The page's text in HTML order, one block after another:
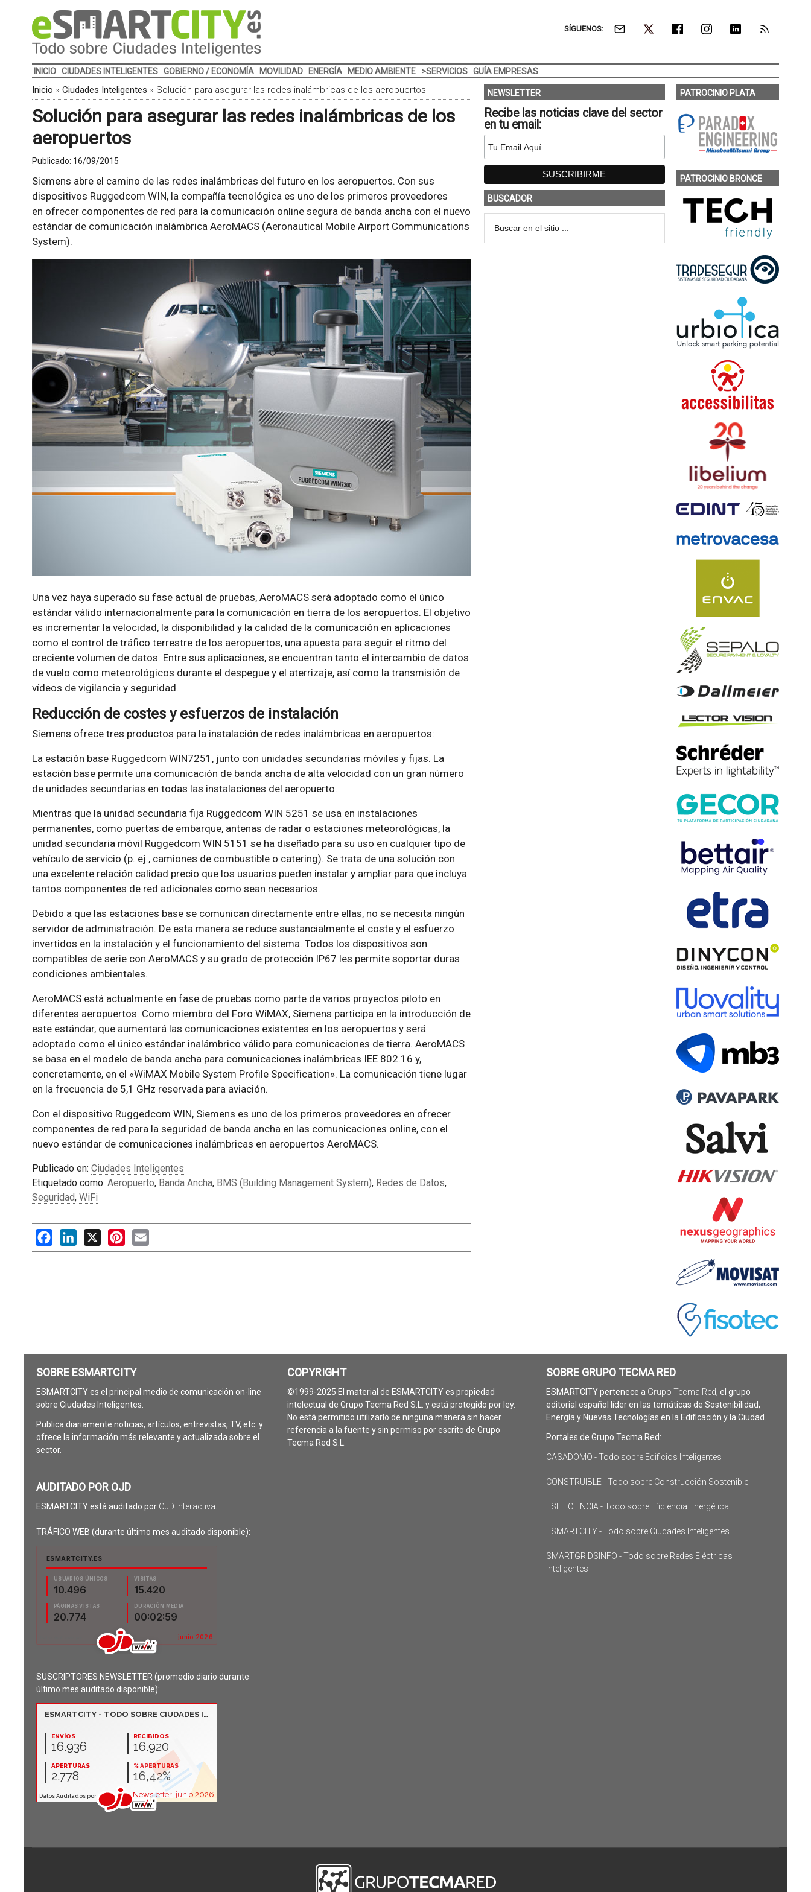
SÍGUENOS:
INICIO CIUDADES INTELIGENTES GOBIERNO / ECONOMÍA MOVILIDAD ENERGÍA MEDIO AMBIENTE >SERVICIOS GUÍA EMPRESAS
Inicio » Ciudades Inteligentes » Solución para asegurar las redes inalámbricas de los aeropuertos
Solución para asegurar las redes inalámbricas de los
aeropuertos
Publicado: 16/09/2015
Siemens abre el camino de las redes inalámbricas del futuro en los aeropuertos. Con sus
dispositivos Ruggedcom WIN, la compañía tecnológica es uno de los primeros proveedores
en ofrecer componentes de red para la comunicación online segura de banda ancha con el nuevo
estándar de comunicación inalámbrica AeroMACS (Aeronautical Mobile Airport Communications
System).
Una vez haya superado su fase actual de pruebas, AeroMACS será adoptado como el único
estándar válido internacionalmente para la comunicación en tierra de los aeropuertos. El objetivo
es incrementar la velocidad, la disponibilidad y la calidad de la comunicación en aplicaciones
como el control de tráfico terrestre de los aeropuertos, una apuesta para seguir el ritmo del
creciente volumen de datos. Entre sus aplicaciones, se encuentran tanto el intercambio de datos
de vuelo como meteorológicos durante el despegue y el aterrizaje, así como la transmisión de
vídeos de vigilancia y seguridad.
Reducción de costes y esfuerzos de instalación
Siemens ofrece tres productos para la instalación de redes inalámbricas en aeropuertos:
La estación base Ruggedcom WIN7251, junto con unidades secundarias móviles y fijas. La
estación base permite una comunicación de banda ancha de alta velocidad con un gran número
de unidades secundarias en todas las instalaciones del aeropuerto.
Mientras que la unidad secundaria fija Ruggedcom WIN 5251 se usa en instalaciones
permanentes, como puertas de embarque, antenas de radar o estaciones meteorológicas, la
unidad secundaria móvil Ruggedcom WIN 5151 se ha diseñado para su uso en cualquier tipo de
vehículo de servicio (p. ej., camiones de combustible o catering). Se trata de una solución con
una excelente relación calidad precio que los usuarios pueden instalar y ampliar para que incluya
tantos componentes de red adicionales como sean necesarios.
Debido a que las estaciones base se comunican directamente entre ellas, no se necesita ningún
servidor de administración. De esta manera se reduce sustancialmente el coste y el esfuerzo
invertidos en la instalación y el funcionamiento del sistema. Todos los dispositivos son
compatibles de serie con AeroMACS y su grado de protección IP67 les permite soportar duras
condiciones ambientales.
AeroMACS está actualmente en fase de pruebas como parte de varios proyectos piloto en
diferentes aeropuertos. Como miembro del Foro WiMAX, Siemens participa en la introducción de
este estándar, que aumentará las comunicaciones existentes en los aeropuertos y será
adoptado como el único estándar inalámbrico válido para comunicaciones de tierra. AeroMACS
se basa en el modelo de banda ancha para comunicaciones inalámbricas IEE 802.16 y,
concretamente, en el «WiMAX Mobile System Profile Specification». La comunicación tiene lugar
en la frecuencia de 5,1 GHz reservada para aviación.
Con el dispositivo Ruggedcom WIN, Siemens es uno de los primeros proveedores en ofrecer
componentes de red para la seguridad de banda ancha en las comunicaciones online, con el
nuevo estándar de comunicaciones inalámbricas en aeropuertos AeroMACS.
Publicado en: Ciudades Inteligentes
Etiquetado como: Aeropuerto, Banda Ancha, BMS (Building Management System), Redes de Datos,
Seguridad, WiFi
FacebookLinkedIn
X PinterestEmail
NEWSLETTER
Recibe las noticias clave del sector
en tu email:
BUSCADOR
PATROCINIO PLATA
PATROCINIO BRONCE
SOBRE ESMARTCITY
ESMARTCITY es el principal medio de comunicación on-line
sobre Ciudades Inteligentes.
Publica diariamente noticias, artículos, entrevistas, TV, etc. y
ofrece la información más relevante y actualizada sobre el
sector.
AUDITADO POR OJD
ESMARTCITY está auditado por OJD Interactiva
TRÁFICO WEB (durante último mes auditado disponible):
SUSCRIPTORES NEWSLETTER (promedio diario durante
último mes auditado disponible):
COPYRIGHT
©1999-2025 El material de ESMARTCITY es propiedad
intelectual de Grupo Tecma Red S.L. y está protegido por ley.
No está permitido utilizarlo de ninguna manera sin hacer
referencia a la fuente y sin permiso por escrito de Grupo
Tecma Red S.L.
SOBRE GRUPO TECMA RED
ESMARTCITY pertenece a Grupo Tecma Red, el grupo
editorial español líder en las temáticas de Sostenibilidad,
Energía y Nuevas Tecnologías en la Edificación y la Ciudad.
Portales de Grupo Tecma Red:
CASADOMO - Todo sobre Edificios Inteligentes
CONSTRUIBLE - Todo sobre Construcción Sostenible
ESEFICIENCIA - Todo sobre Eficiencia Energética
ESMARTCITY - Todo sobre Ciudades Inteligentes
SMARTGRIDSINFO - Todo sobre Redes Eléctricas
Inteligentes